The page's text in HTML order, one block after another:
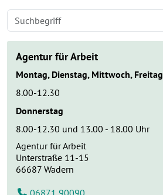
Suche nach:
Agentur für Arbeit
Montag, Dienstag, Mittwoch, Freitag
8.00-12.30
Donnerstag
8.00-12.30 und 13.00 - 18.00 Uhr
Agentur für Arbeit
Unterstraße 11-15
66687 Wadern